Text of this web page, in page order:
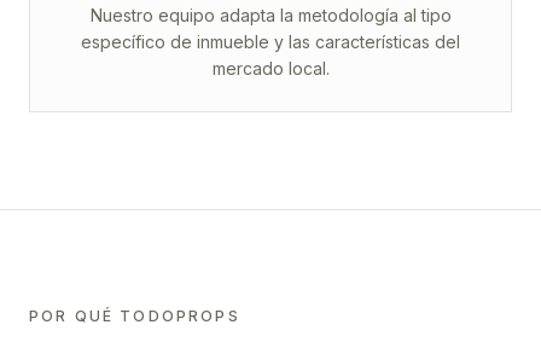
Nuestro equipo adapta la metodología al tipo
específico de inmueble y las características del
mercado local.
POR QUÉ TODOPROPS